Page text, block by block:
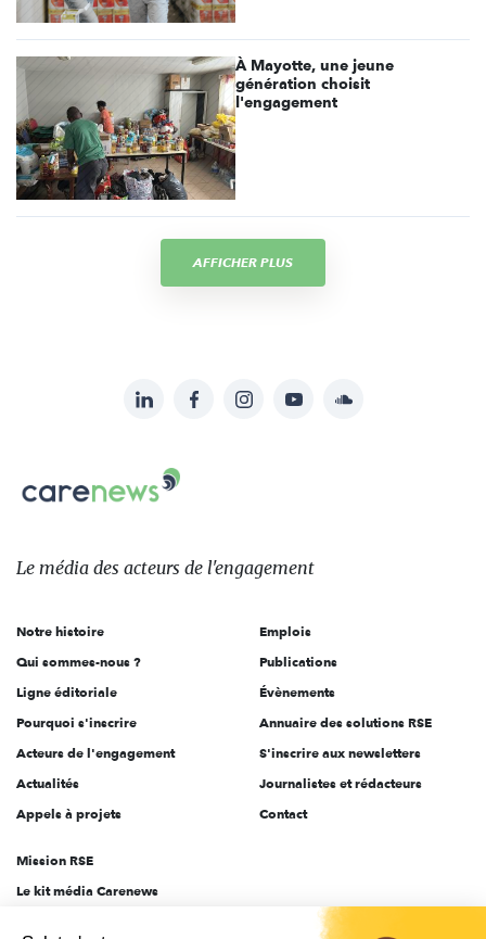
À Mayotte, une jeune
génération choisit
l'engagement
AFFICHER PLUS
sur:
LinkedInFacebookInstagramYouTubeSoundcloud
Carenews,
Le
des
l'engagement
Le média des acteurs de l'engagement
Notre histoire
Qui sommes-nous ?
Ligne éditoriale
Pourquoi s'inscrire
Acteurs de l'engagement
Actualités
Appels à projets
Emplois
Publications
Évènements
Annuaire des solutions RSE
S'inscrire aux newsletters
Journalistes et rédacteurs
Contact
Mission RSE
Le kit média Carenews